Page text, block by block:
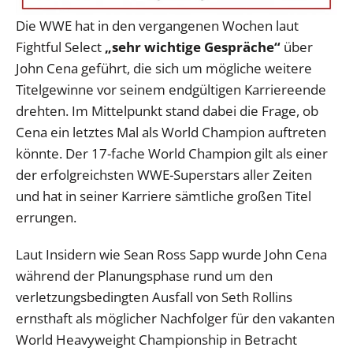
Die WWE hat in den vergangenen Wochen laut
Fightful Select „sehr wichtige Gespräche“ über
John Cena geführt, die sich um mögliche weitere
Titelgewinne vor seinem endgültigen Karriereende
drehten. Im Mittelpunkt stand dabei die Frage, ob
Cena ein letztes Mal als World Champion auftreten
könnte. Der 17-fache World Champion gilt als einer
der erfolgreichsten WWE-Superstars aller Zeiten
und hat in seiner Karriere sämtliche großen Titel
errungen.
Laut Insidern wie Sean Ross Sapp wurde John Cena
während der Planungsphase rund um den
verletzungsbedingten Ausfall von Seth Rollins
ernsthaft als möglicher Nachfolger für den vakanten
World Heavyweight Championship in Betracht